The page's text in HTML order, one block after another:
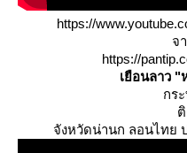
https://
จ
https://
เยือนลาว "
กร
จังหวัดน่านก ลอนไทย